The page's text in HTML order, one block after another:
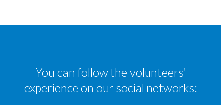
You can follow the volunteers’
experience on our social networks: